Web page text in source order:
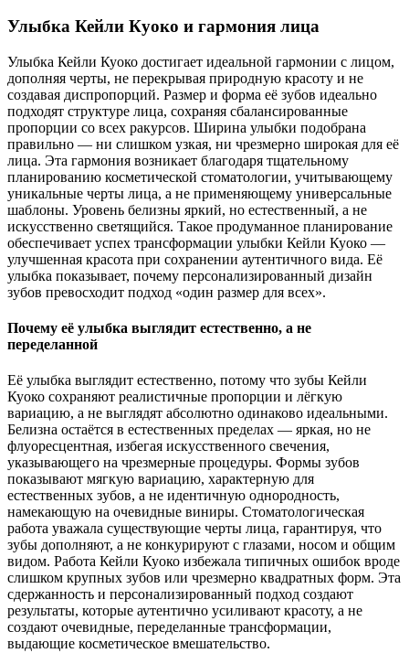
Улыбка Кейли Куоко и гармония лица
Улыбка Кейли Куоко достигает идеальной гармонии с лицом,
дополняя черты, не перекрывая природную красоту и не
создавая диспропорций. Размер и форма её зубов идеально
подходят структуре лица, сохраняя сбалансированные
пропорции со всех ракурсов. Ширина улыбки подобрана
правильно — ни слишком узкая, ни чрезмерно широкая для её
лица. Эта гармония возникает благодаря тщательному
планированию косметической стоматологии, учитывающему
уникальные черты лица, а не применяющему универсальные
шаблоны. Уровень белизны яркий, но естественный, а не
искусственно светящийся. Такое продуманное планирование
обеспечивает успех трансформации улыбки Кейли Куоко —
улучшенная красота при сохранении аутентичного вида. Её
улыбка показывает, почему персонализированный дизайн
зубов превосходит подход «один размер для всех».
Почему её улыбка выглядит естественно, а не
переделанной
Её улыбка выглядит естественно, потому что зубы Кейли
Куоко сохраняют реалистичные пропорции и лёгкую
вариацию, а не выглядят абсолютно одинаково идеальными.
Белизна остаётся в естественных пределах — яркая, но не
флуоресцентная, избегая искусственного свечения,
указывающего на чрезмерные процедуры. Формы зубов
показывают мягкую вариацию, характерную для
естественных зубов, а не идентичную однородность,
намекающую на очевидные виниры. Стоматологическая
работа уважала существующие черты лица, гарантируя, что
зубы дополняют, а не конкурируют с глазами, носом и общим
видом. Работа Кейли Куоко избежала типичных ошибок вроде
слишком крупных зубов или чрезмерно квадратных форм. Эта
сдержанность и персонализированный подход создают
результаты, которые аутентично усиливают красоту, а не
создают очевидные, переделанные трансформации,
выдающие косметическое вмешательство.